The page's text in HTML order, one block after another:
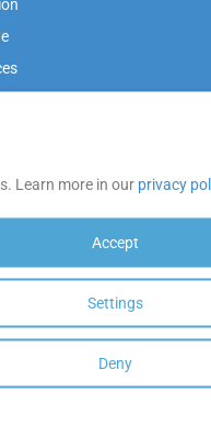
ดตัว
Learn more in our privacy
Accept
Settings
Deny